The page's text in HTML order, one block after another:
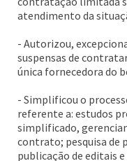
atendimento da
- Autorizou,
suspensas de
única fornecedora do
- Simplificou o
referente a: estudos
simplificado,
contrato; pesquisa de
publicação de editais